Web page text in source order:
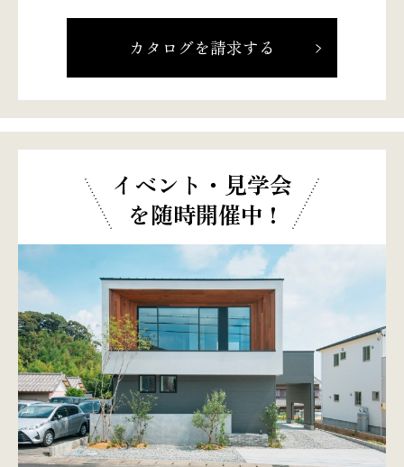
カタログを請求する
イベント・見学会
を随時開催中 !